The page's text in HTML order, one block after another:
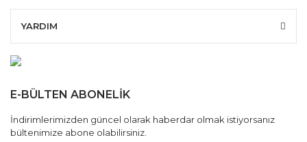
YARDIM
E-BÜLTEN ABONELİK
İndirimlerimizden güncel olarak haberdar olmak istiyorsanız
bültenimize abone olabilirsiniz.